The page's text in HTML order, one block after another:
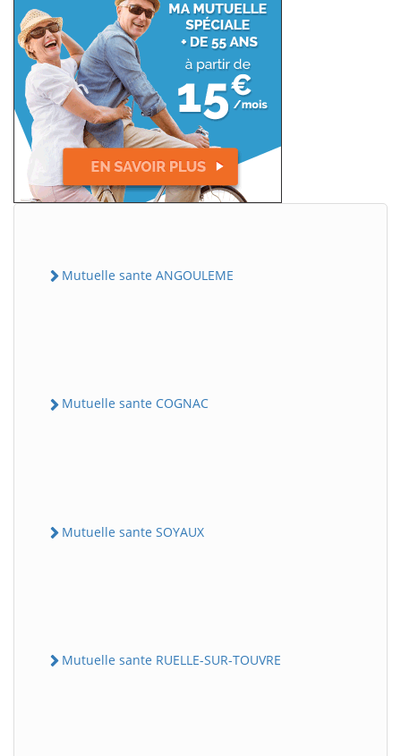
Mutuelle sante ANGOULEME
Mutuelle sante COGNAC
Mutuelle sante SOYAUX
Mutuelle sante RUELLE-SUR-TOUVRE